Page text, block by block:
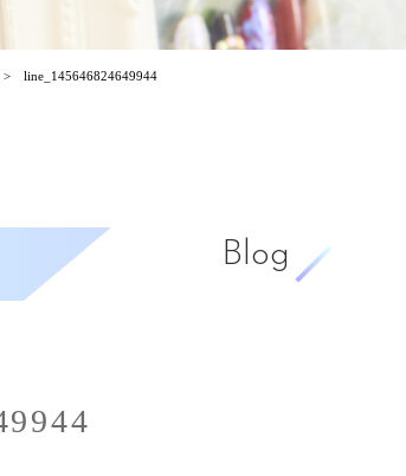
line_145646824649944
Blog